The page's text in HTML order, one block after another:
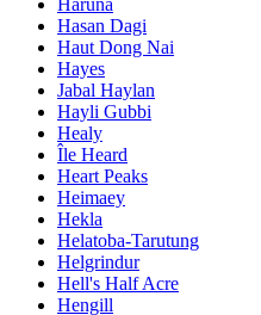
Hasan Dagi
Haut Dong Nai
Hayes
Jabal Haylan
Hayli Gubbi
Healy
Île Heard
Heart Peaks
Heimaey
Hekla
Helatoba-Tarutung
Helgrindur
Hell's Half Acre
Hengill